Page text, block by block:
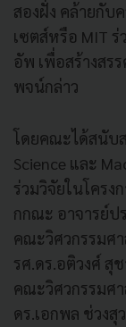
สองฝั่ง คล้ายกับ
เซตส์หรือ MIT
อัพ เพื่อสร้างสร
พจน์กล่าว
โดยคณะได้สนับ
Science และ
ร่วมวิจัยในโคร
กกณะ อาจารย์ป
คณะวิศวกรรมศ
รศ.ดร.อติวงศ์ สุ
คณะวิศวกรรมศ
ดร.เอกพล ช่วง